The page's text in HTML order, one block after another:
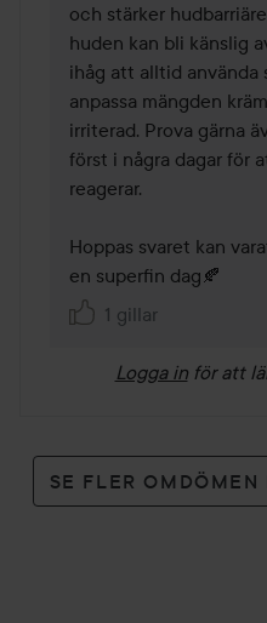
och stärker
huden kan bli känslig
ihåg att alltid använda
anpassa mängden
irriterad. Prova gärna
först i några dagar för
reagerar.
Hoppas svaret kan
en superfin dag🍂
1 gillar
Logga in för att
SE FLER